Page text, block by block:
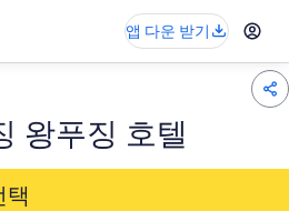
앱 다운 받기
왕푸징 호텔
택